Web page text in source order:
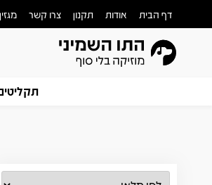
דף הבית אודות תקנון צרו קשר מגזין